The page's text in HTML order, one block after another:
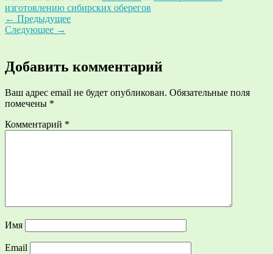
изготовлению сибирских оберегов
← Предыдущее
Следующее →
Добавить комментарий
Ваш адрес email не будет опубликован. Обязательные поля
помечены *
Комментарий *
Имя
Email